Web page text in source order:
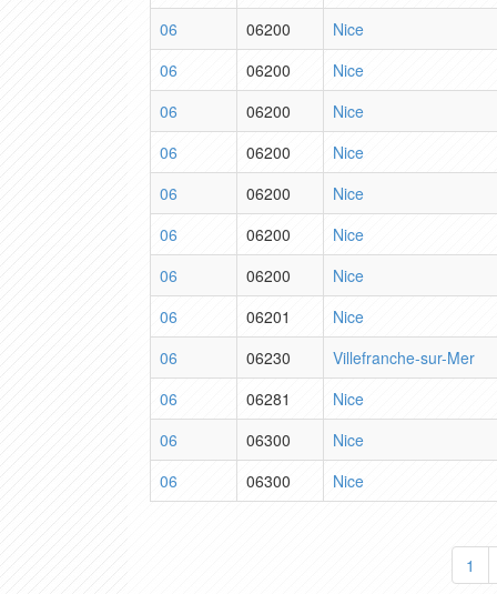
06
06200
Nice
06
06200
Nice
06
06200
Nice
06
06200
Nice
06
06200
Nice
06
06200
Nice
06
06200
Nice
06
06201
Nice
06
06230
Villefranche-sur-Mer
06
06281
Nice
06
06300
Nice
06
06300 Nice
1